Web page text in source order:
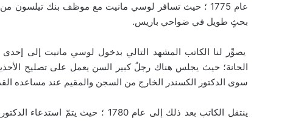
عام 1775 ؛ حيث تسافر لوسي مانيت مع موظف بنك تيلسون
بحثٍ طويل في ضواحي باريس.
يصوِّر لنا الكاتب المشهد التالي بدخول لوسي مانيت إلى
الحانة؛ حيث يجلس هناك رجلٌ كبير السن يعمل على تصليح
سوى الدكتور الكسندر الخارج من السجن والمقيم عند مساعده
ينتقل الكاتب بعد ذلك إلى عام 1780